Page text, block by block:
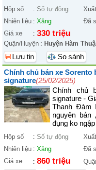
Hộp số : Số tự động
Nhiên liệu : Xăng Đã
Giá xe
: 330 triệu
Quận/Huyện : Huyện Hàm
Lưu tin
So sánh
Chính chủ bán xe Sorento
signature(25/02/2025)
Chính chủ
signature -
Thanh Đàm
nguyên
đụng ko
Hộp số : Số tự động
Nhiên liệu : Xăng Đã
Giá xe
: 860 triệu